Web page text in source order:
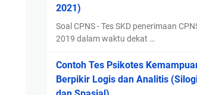
2021)
Soal CPNS - Tes SKD penerimaan
2019 dalam waktu dekat …
Contoh Tes Psikotes
Berpikir Logis dan Analitis